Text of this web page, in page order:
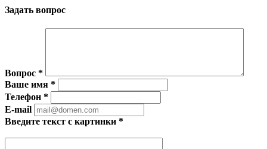
Задать вопрос
Вопрос *
Ваше имя *
Телефон *
E-mail
Введите текст с картинки *